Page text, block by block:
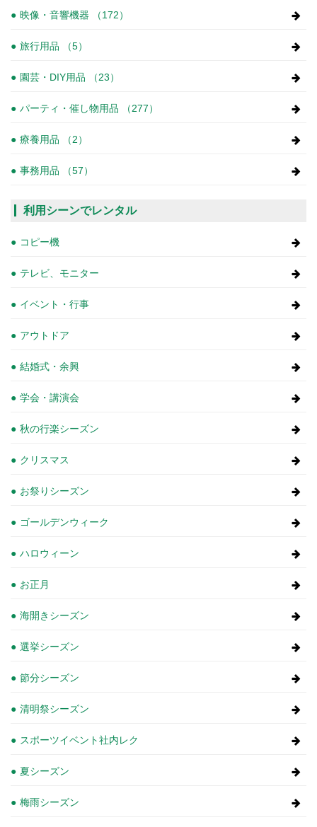
映像・音響機器 （172）
旅行用品 （5）
園芸・DIY用品 （23）
パーティ・催し物用品 （277）
療養用品 （2）
事務用品 （57）
利用シーンでレンタル
コピー機
テレビ、モニター
イベント・行事
アウトドア
結婚式・余興
学会・講演会
秋の行楽シーズン
クリスマス
お祭りシーズン
ゴールデンウィーク
ハロウィーン
お正月
海開きシーズン
選挙シーズン
節分シーズン
清明祭シーズン
スポーツイベント社内レク
夏シーズン
梅雨シーズン